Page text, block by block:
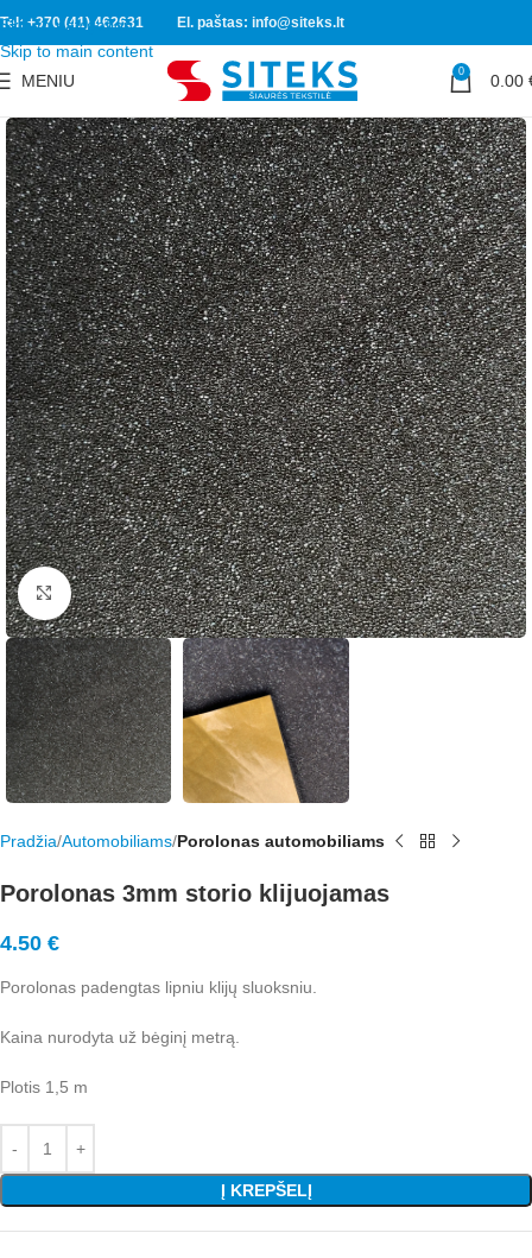
Skip to navigation
Skip to main content
Tel: +370 (41) 462631 El. paštas: info@siteks.lt
MENIU 0 0.00
Rodyti nuotrauką visame ekrane
Pradžia Automobiliams Porolonas automobiliams
Porolonas 3mm storio klijuojamas
4.50 €
Porolonas padengtas lipniu klijų sluoksniu.
Kaina nurodyta už bėginį metrą.
Plotis 1,5 m
Į KREPŠELĮ